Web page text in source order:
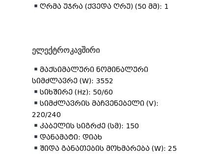
ღრმა უჯრა (ქვედა ღრუ) (50 მმ): 1
ელექტროკავშირი
მაქსიმალური ნომინალური
სიმძლავრე (W): 3552
სიხშირე (Hz): 50/60
სიმძლავრის მაჩვენებელი (V):
220/240
კაბელის სიგრძე (სმ): 150
დანამატი: დიახ
შიდა განათების მოხმარება (W): 25